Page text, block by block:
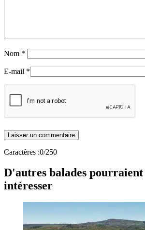
Nom *
E-mail *
Caractères :0/250
D'autres balades pourraient
intéresser